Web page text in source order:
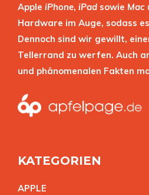
Apple iPhone, iPad sowie Mac
Hardware im Auge, sodass
Dennoch sind wir gewillt,
Tellerrand zu werfen. Auch
und phänomenalen Fakten
KATEGORIEN
APPLE